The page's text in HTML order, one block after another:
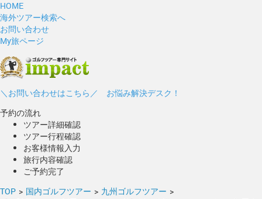
HOME
海外ツアー検索へ
お問い合わせ
My旅ページ
＼お問い合わせはこちら／ お悩み解決デスク！
予約の流れ
ツアー詳細確認
ツアー行程確認
お客様情報入力
旅行内容確認
ご予約完了
TOP > 国内ゴルフツアー > 九州ゴルフツアー >